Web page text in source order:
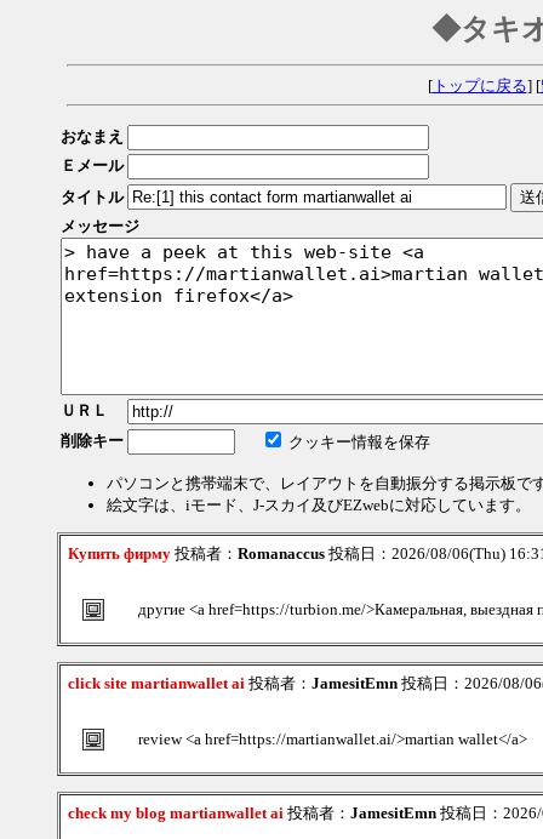
◆タキ
[トップに戻る] [
おなまえ
Ｅメール
タイトル
メッセージ
ＵＲＬ
削除キー
クッキー情報を保存
パソコンと携帯端末で、レイアウトを自動振分する掲示板で
絵文字は、iモード、J-スカイ及びEZwebに対応しています。
Купить фирму 投稿者： Romanaccus 投稿日：2026/08/06(Thu)
другие <a href=https://turbion.me/>Камеральная, выездная
click site martianwallet ai 投稿者： JamesitEmn 投稿日：2026/08/
review <a href=https://martianwallet.ai/>martian wallet</a>
check my blog martianwallet ai 投稿者： JamesitEmn 投稿日：